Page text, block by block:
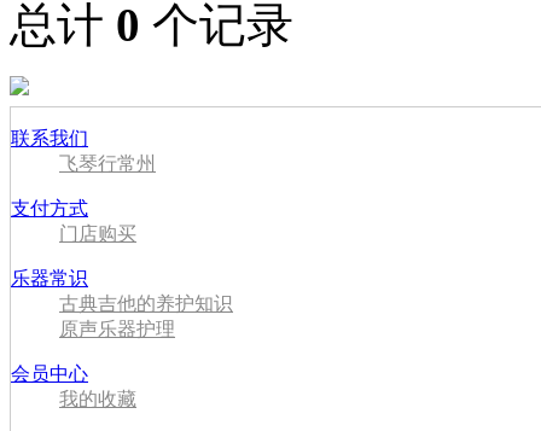
总计 0 个记录
联系我们
飞琴行常州
支付方式
门店购买
乐器常识
古典吉他的养护知识
原声乐器护理
会员中心
我的收藏